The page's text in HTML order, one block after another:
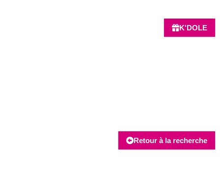
K'DOLE
Retour à la recherche